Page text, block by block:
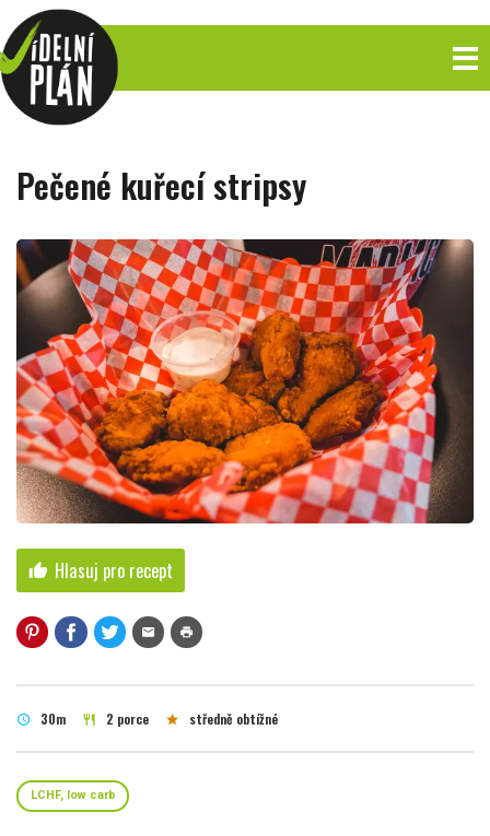
Pečené kuřecí stripsy
thumb_up Hlasuj pro recept
mail print
schedule 30m restaurant 2 porce star středně obtížné
LCHF, low carb